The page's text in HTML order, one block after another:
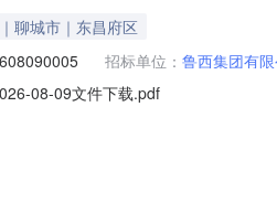
聊城市｜东昌府区
招标单位： 鲁西集团有
08-09文件下载.pdf